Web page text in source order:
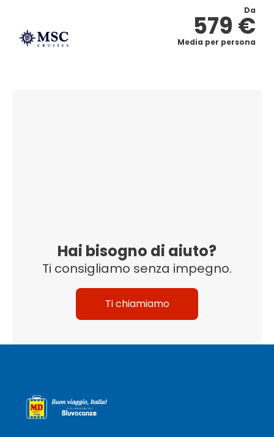
Da
579 €
Media per persona
Hai bisogno di aiuto?
Ti consigliamo senza impegno.
Ti chiamiamo